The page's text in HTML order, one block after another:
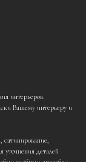
интерьеров.
Вашему интерьеру и
сатинирование,
уточнения деталей